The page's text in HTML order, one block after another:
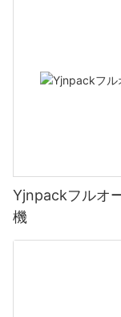
Yjnpackフルオ
機